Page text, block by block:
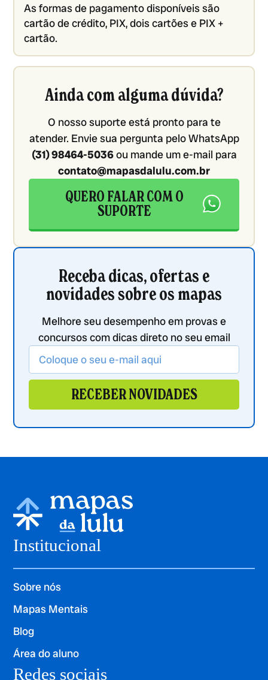
As formas de pagamento disponíveis são
cartão de crédito, PIX, dois cartões e PIX +
cartão.
Ainda com alguma dúvida?
O nosso suporte está pronto para te
atender. Envie sua pergunta pelo WhatsApp
(31) 98464-5036ou mande um e-mail para
contato@mapasdalulu.com.br
QUERO FALAR COM O
SUPORTE
Receba dicas, ofertas e
novidades sobre os mapas
Melhore seu desempenho em provas e
concursos com dicas direto no seu email
RECEBER NOVIDADES
Institucional
Sobre nós
Mapas Mentais
Blog
Área do aluno
Redes sociais